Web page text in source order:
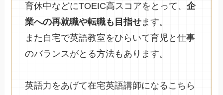
育休中などにTOEIC高スコアをとって、企
業への再就職や転職も目指せ ます。
また自宅で英語教室をひらいて育児と仕事
のバランスがとる方法もあります。
英語力をあげて在宅英語講師になるこちら